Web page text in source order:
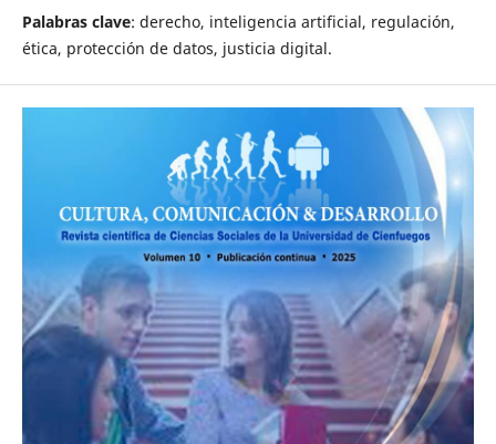
Palabras clave: derecho, inteligencia artificial, regulación,
ética, protección de datos, justicia digital.